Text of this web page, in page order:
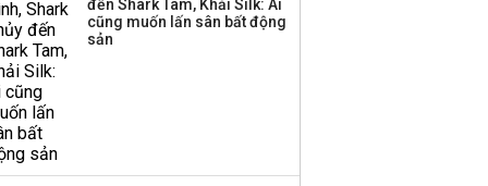
TPBank Biz
đến Shark Tam, Khải Silk: Ai
cũng muốn lấn sân bất động
sản